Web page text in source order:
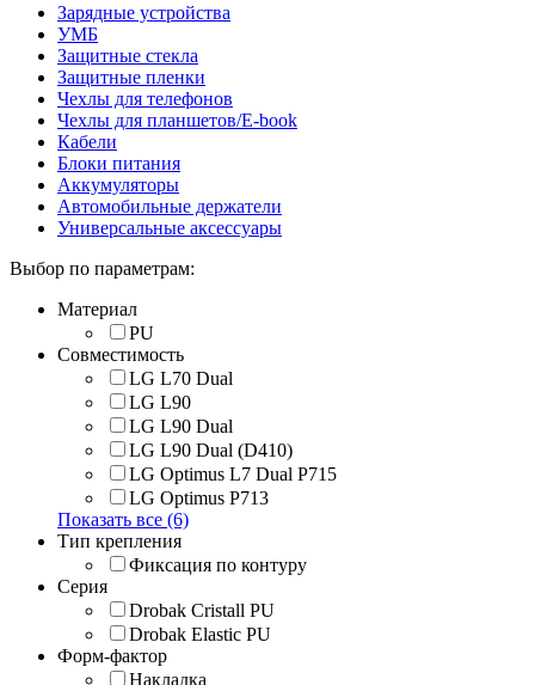
Зарядные устройства
УМБ
Защитные стекла
Защитные пленки
Чехлы для телефонов
Чехлы для планшетов/E-book
Кабели
Блоки питания
Аккумуляторы
Автомобильные держатели
Универсальные аксессуары
Выбор по параметрам:
Материал
PU
Совместимость
LG L70 Dual
LG L90
LG L90 Dual
LG L90 Dual (D410)
LG Optimus L7 Dual P715
LG Optimus P713
Показать все (6)
Тип крепления
Фиксация по контуру
Серия
Drobak Cristall PU
Drobak Elastic PU
Форм-фактор
Накладка